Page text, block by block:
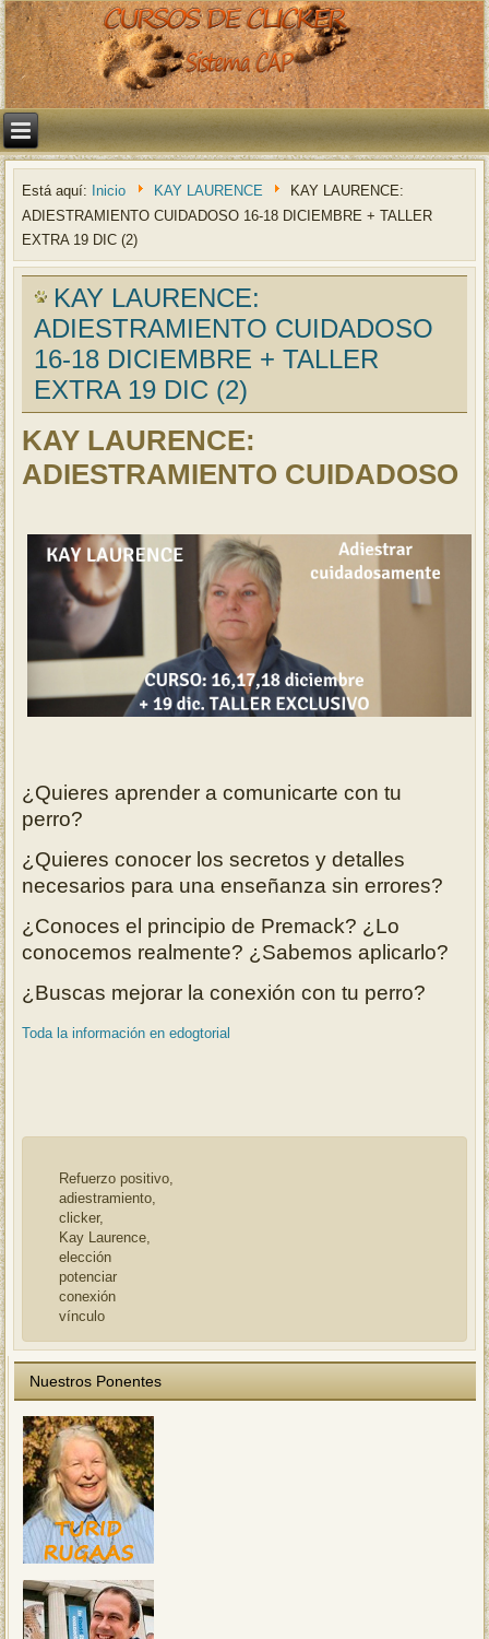
Está aquí: Inicio KAY LAURENCE
KAY LAURENCE:
ADIESTRAMIENTO CUIDADOSO 16-18 DICIEMBRE + TALLER
EXTRA 19 DIC (2)
KAY LAURENCE:
ADIESTRAMIENTO CUIDADOSO
16-18 DICIEMBRE + TALLER
EXTRA 19 DIC (2)
KAY LAURENCE:
ADIESTRAMIENTO CUIDADOSO
¿Quieres aprender a comunicarte con tu
perro?
¿Quieres conocer los secretos y detalles
necesarios para una enseñanza sin errores?
¿Conoces el principio de Premack? ¿Lo
conocemos realmente? ¿Sabemos aplicarlo?
¿Buscas mejorar la conexión con tu perro?
Toda la información en edogtorial
Refuerzo positivo,
adiestramiento,
clicker,
Kay Laurence,
elección
potenciar
conexión
vínculo
Nuestros Ponentes